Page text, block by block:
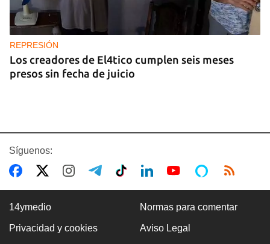
REPRESIÓN
Los creadores de El4tico cumplen seis meses
presos sin fecha de juicio
Síguenos:
14ymedio Normas para comentar
Privacidad y cookies Aviso Legal